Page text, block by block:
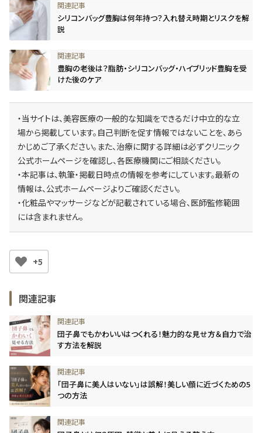
シリコンバッグ豊胸は何年持つ？入れ替え時期とリスクを解
説
豊胸の老後は？脂肪・シリコンバッグ・ハイブリッド豊胸を受
けた後のケア
・当サイトは、美容医療の一般的な知識をできるだけ中立的な立
場から掲載しています。自己判断を促す情報ではないことを、あら
かじめご了承ください。また、治療に関する詳細は必ずクリニック
公式ホームページを確認し、各医療機関にご相談ください。
・本記事は、執筆・掲載日時点の情報を参考にしています。最新の
情報は、公式ホームページよりご確認ください。
・化粧品やマッサージなどが記載されている場合、医師監修範囲
には含まれません。
+5
関連記事
団子鼻でもかわいいはつくれる！魅力的な見せ方＆自力で治
す方法を解説
「団子鼻に美人はいない」は誤解！美しい顔に近づくための5
つの方法